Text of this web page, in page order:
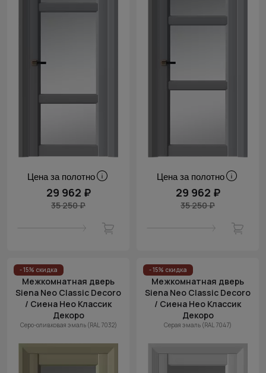
Цена за полотно
29 962 ₽
35 250 ₽
Цена за полотно
29 962 ₽
35 250 ₽
- 15% скидка
Межкомнатная дверь
Siena Neo Classic Decoro
/ Сиена Нео Классик
Декоро
Серо-оливковая эмаль (RAL 7032)
- 15% скидка
Межкомнатная дверь
Siena Neo Classic Decoro
/ Сиена Нео Классик
Декоро
Серая эмаль (RAL 7047)